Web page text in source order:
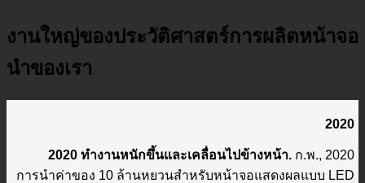
งานใหญ่ของประวัติศาสตร์การผลิตหน้าจอ
นำของเรา
2020
2020 ทำงานหนักขึ้นและเคลื่อนไปข้างหน้า. ก.พ., 2020
การนำค่าของ 10 ล้านหยวนสำหรับหน้าจอแสดงผลแบบ LED